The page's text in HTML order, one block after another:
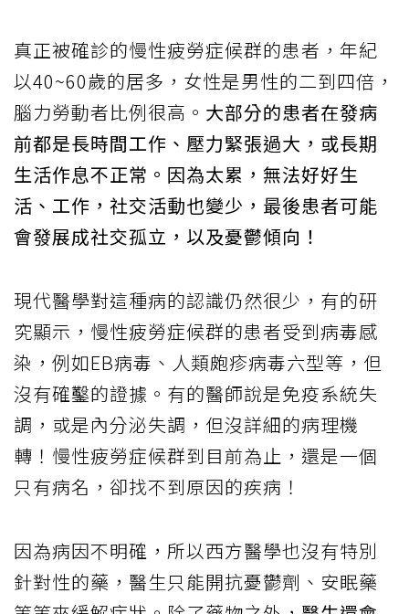
真正被確診的慢性疲勞症候群的患者，年紀
以40~60歲的居多，女性是男性的二到四倍，
腦力勞動者比例很高。 大部分的患者在發病
前都是長時間工作、壓力緊張過大，或長期
生活作息不正常。因為太累，無法好好生
活、工作，社交活動也變少，最後患者可能
會發展成社交孤立，以及憂鬱傾向！
現代醫學對這種病的認識仍然很少，有的研
究顯示，慢性疲勞症候群的患者受到病毒感
染，例如EB病毒、人類皰疹病毒六型等，但
沒有確鑿的證據。有的醫師說是免疫系統失
調，或是內分泌失調，但沒詳細的病理機
轉！慢性疲勞症候群到目前為止，還是一個
只有病名，卻找不到原因的疾病！
因為病因不明確，所以西方醫學也沒有特別
針對性的藥，醫生只能開抗憂鬱劑、安眠藥